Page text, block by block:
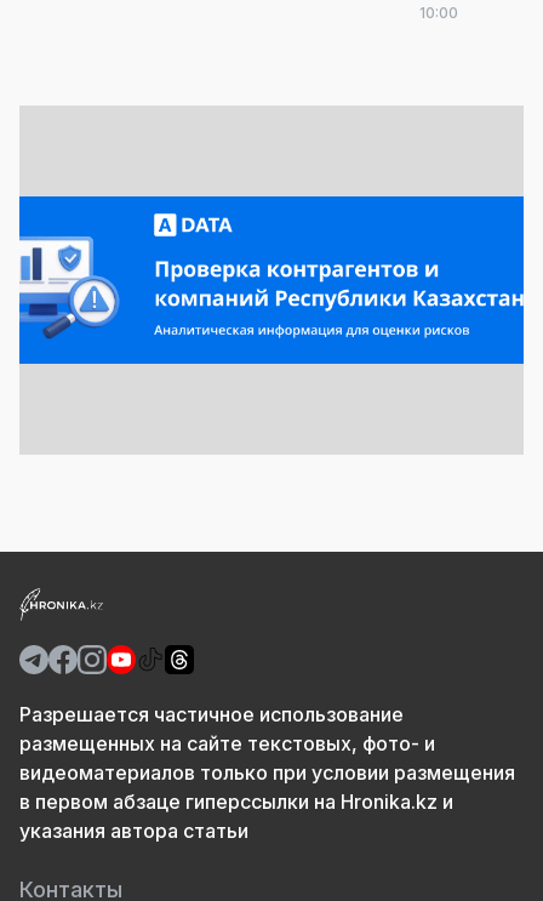
10:00
Разрешается частичное использование
размещенных на сайте текстовых, фото- и
видеоматериалов только при условии размещения
в первом абзаце гиперссылки на Hronika.kz и
указания автора статьи
Контакты